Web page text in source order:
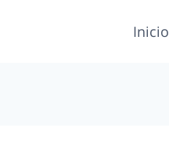
Inicio